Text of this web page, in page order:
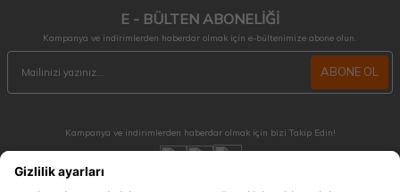
E - BÜLTEN ABONELİĞİ
Kampanya ve indirimlerden haberdar olmak için e-bültenimize abone olun.
ABONE OL
Kampanya ve indirimlerden haberdar olmak için bizi Takip Edin!